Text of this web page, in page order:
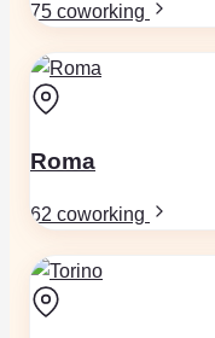
75 coworking
Roma
62 coworking